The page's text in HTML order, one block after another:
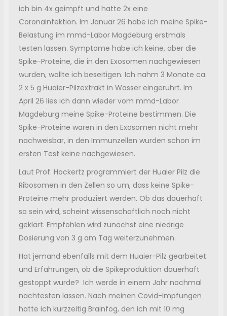
ich bin 4x geimpft und hatte 2x eine
Coronainfektion. Im Januar 26 habe ich meine Spike-
Belastung im mmd-Labor Magdeburg erstmals
testen lassen. Symptome habe ich keine, aber die
Spike-Proteine, die in den Exosomen nachgewiesen
wurden, wollte ich beseitigen. Ich nahm 3 Monate ca.
2 x 5 g Huaier-Pilzextrakt in Wasser eingerührt. Im
April 26 lies ich dann wieder vom mmd-Labor
Magdeburg meine Spike-Proteine bestimmen. Die
Spike-Proteine waren in den Exosomen nicht mehr
nachweisbar, in den Immunzellen wurden schon im
ersten Test keine nachgewiesen.
Laut Prof. Hockertz programmiert der Huaier Pilz die
Ribosomen in den Zellen so um, dass keine Spike-
Proteine mehr produziert werden. Ob das dauerhaft
so sein wird, scheint wissenschaftlich noch nicht
geklärt. Empfohlen wird zunächst eine niedrige
Dosierung von 3 g am Tag weiterzunehmen.
Hat jemand ebenfalls mit dem Huaier-Pilz gearbeitet
und Erfahrungen, ob die Spikeproduktion dauerhaft
gestoppt wurde? Ich werde in einem Jahr nochmal
nachtesten lassen. Nach meinen Covid-Impfungen
hatte ich kurzzeitig Brainfog, den ich mit 10 mg